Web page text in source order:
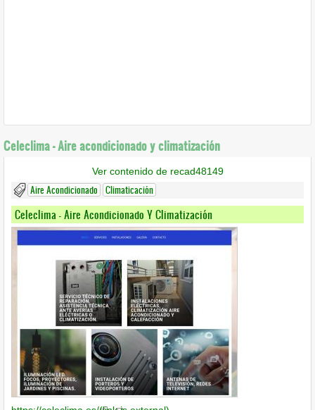
Celeclima - Aire acondicionado y climatización
Ver contenido de recad48149
Aire Acondicionado Climaticación
Celeclima - Aire Acondicionado Y Climatización